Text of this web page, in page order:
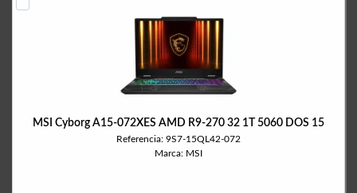
MSI Cyborg A15-072XES AMD R9-270 32 1T 5060 DOS 15
Referencia: 9S7-15QL42-072
Marca: MSI